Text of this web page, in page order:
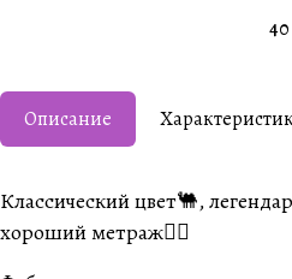
Описание
Классический цвет🐫,
хороший метраж👍🏼